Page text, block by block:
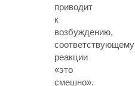
приводит
к
возбуждению,
соответствующему
реакции
«это
смешно».